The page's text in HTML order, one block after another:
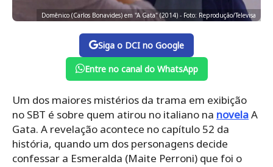
Domênico (Carlos Bonavides) em "A Gata" (2014) - Foto: Reprodução/Televisa
Siga o DCI no Google
Entre no canal do WhatsApp
Um dos maiores mistérios da trama em exibição
no SBT é sobre quem atirou no italiano na novelaA
Gata. A revelação acontece no capítulo 52 da
história, quando um dos personagens decide
confessar a Esmeralda (Maite Perroni) que foi o